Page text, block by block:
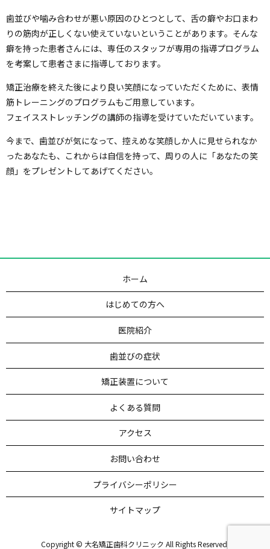
歯並びや噛み合わせが悪い原因のひとつとして、舌の癖やお口まわ
りの筋肉が正しくない使えていないということがあります。そんな
癖を持った患者さんには、専任のスタッフが専用の指導プログラム
を考案して患者さまに指導しております。
矯正治療を終えた後により良い笑顔になっていただくために、表情
筋トレーニングのプログラムもご用意しています。
フェイスストレッチングの講師の指導を受けていただいています。
今まで、歯並びが気になって、控えめな笑顔しか人に見せられなか
ったあなたも、これからは自信を持って、周りの人に「あなたの笑
顔」をプレゼントしてあげてください。
ホーム
はじめての方へ
医院紹介
歯並びの症状
矯正装置について
よくある質問
アクセス
お問い合わせ
プライバシーポリシー
サイトマップ
Copyright © 大名矯正歯科クリニック All Rights Reserved.